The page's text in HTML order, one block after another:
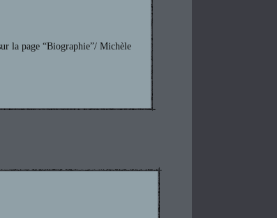
la page “Biographie”/ Michèle